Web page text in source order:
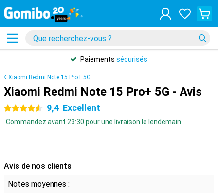
Paiements sécurisés
Xiaomi Redmi Note 15 Pro+ 5G
Xiaomi Redmi Note 15 Pro+ 5G - Avis
4.5 étoiles 9,4 Excellent
Commandez avant 23:30 pour une livraison le lendemain
Avis de nos clients
Notes moyennes :